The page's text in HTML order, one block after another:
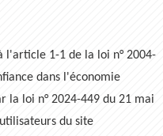
1-1 de la loi n° 2004-
dans l'économie
la loi n° 2024-449 du 21 mai
du site